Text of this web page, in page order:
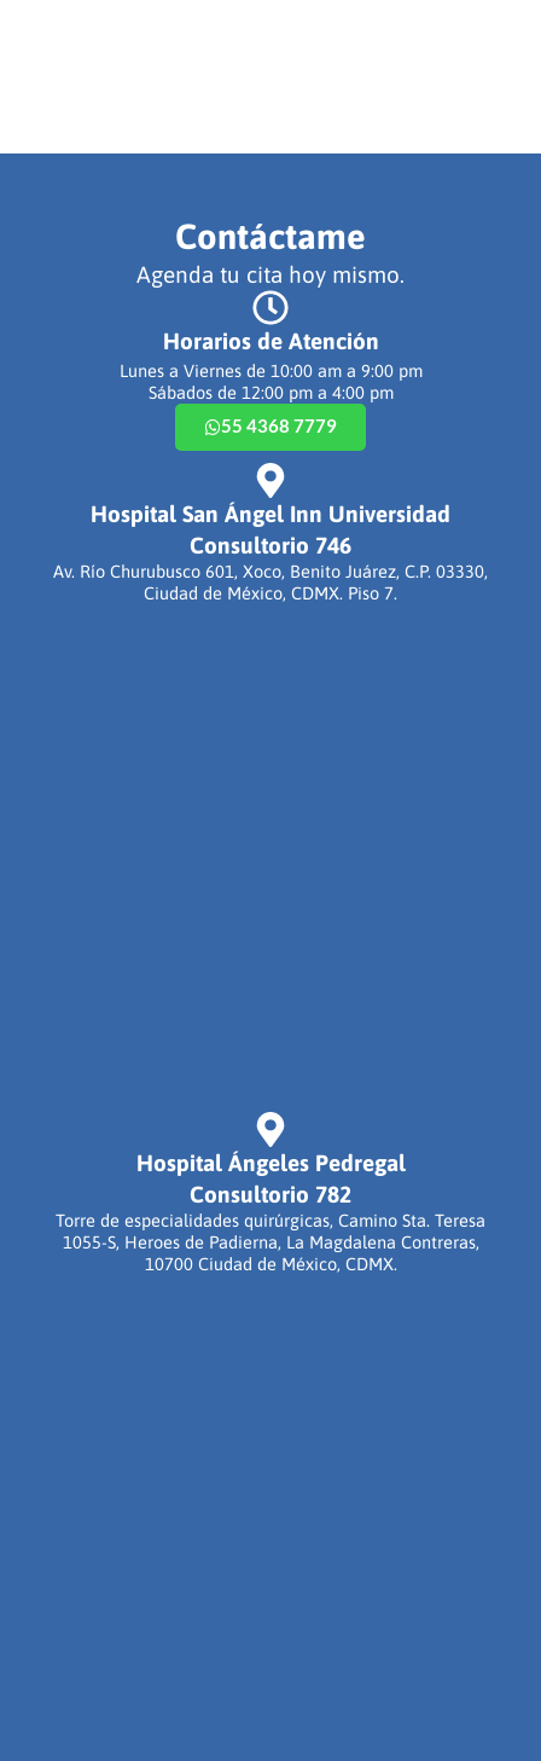
Contáctame
Agenda tu cita hoy mismo.
Horarios de Atención
Lunes a Viernes de 10:00 am a 9:00 pm
Sábados de 12:00 pm a 4:00 pm
55 4368 7779
Hospital San Ángel Inn Universidad
Consultorio 746
Av. Río Churubusco 601, Xoco, Benito Juárez, C.P. 03330,
Ciudad de México, CDMX. Piso 7.
Hospital Ángeles Pedregal
Consultorio 782
Torre de especialidades quirúrgicas, Camino Sta. Teresa
1055-S, Heroes de Padierna, La Magdalena Contreras,
10700 Ciudad de México, CDMX.